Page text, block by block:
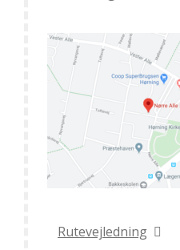
Rutevejledning